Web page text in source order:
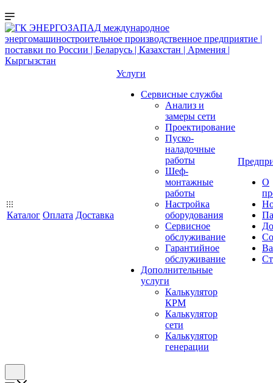
Каталог Оплата Доставка
Услуги
Сервисные службы
Анализ и
замеры сети
Проектирование
Пуско-
наладочные
работы
Шеф-
монтажные
работы
Настройка
оборудования
Сервисное
обслуживание
Гарантийное
обслуживание
Дополнительные
услуги
Калькулятор
КРМ
Калькулятор
сети
Калькулятор
генерации
О